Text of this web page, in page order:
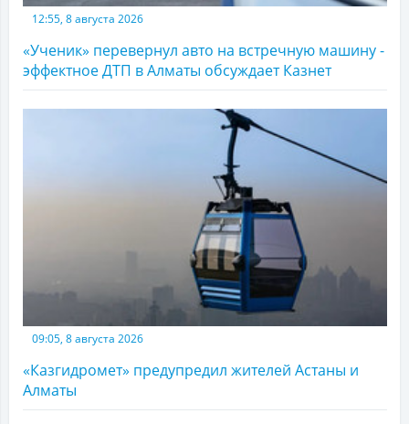
12:55, 8 августа 2026
«Ученик» перевернул авто на встречную машину -
эффектное ДТП в Алматы обсуждает Казнет
09:05, 8 августа 2026
«Казгидромет» предупредил жителей Астаны и
Алматы